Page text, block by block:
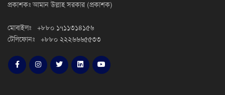
প্রকাশকঃ আমান উল্লাহ সরকার (প্রকাশক)
মোবাইলঃ +৮৮০ ১৭১১৩১৪১৫৬
টেলিফোনঃ +৮৮০ ২২২৬৬৬৫৫৩৩